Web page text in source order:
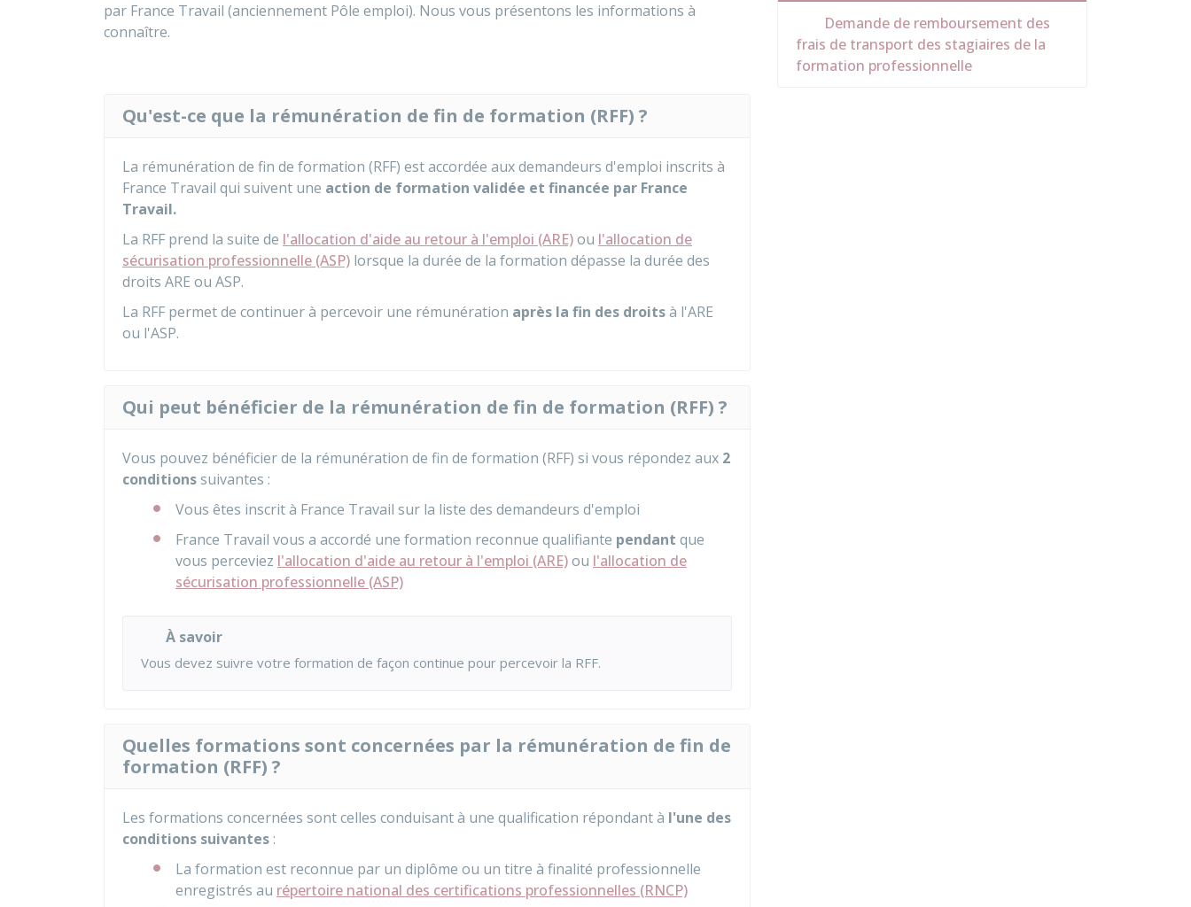
par France Travail (anciennement Pôle emploi). Nous vous présentons les informations à
connaître.
Qu'est-ce que la rémunération de fin de formation (RFF) ?
La rémunération de fin de formation (RFF) est accordée aux demandeurs d'emploi inscrits à
France Travail qui suivent une action de formation validée et financée par France
Travail.
La RFF prend la suite de l'allocation d'aide au retour à l'emploi (ARE)ou l'allocation de
sécurisation professionnelle (ASP) lorsque la durée de la formation dépasse la durée des
droits ARE ou ASP.
La RFF permet de continuer à percevoir une rémunération après la fin des droitsà l'ARE
ou l'ASP.
Qui peut bénéficier de la rémunération de fin de formation (RFF) ?
Vous pouvez bénéficier de la rémunération de fin de formation (RFF) si vous répondez aux 2
conditionssuivantes :
Vous êtes inscrit à France Travail sur la liste des demandeurs d'emploi
France Travail vous a accordé une formation reconnue qualifiante pendant que
vous perceviez l'allocation d'aide au retour à l'emploi (ARE)ou l'allocation de
sécurisation professionnelle (ASP)
À savoir
Vous devez suivre votre formation de façon continue pour percevoir la RFF.
Quelles formations sont concernées par la rémunération de fin de
formation (RFF) ?
Les formations concernées sont celles conduisant à une qualification répondant à l'une des
conditions suivantes :
La formation est reconnue par un diplôme ou un titre à finalité professionnelle
enregistrés au répertoire national des certifications professionnelles (RNCP)
Demande de remboursement des
frais de transport des stagiaires de la
formation professionnelle